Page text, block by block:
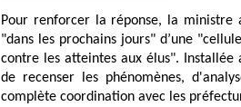
Pour renforcer la réponse, la ministre
"dans les prochains jours" d’une
contre les atteintes aux élus".
de recenser les phénomènes,
complète coordination avec les